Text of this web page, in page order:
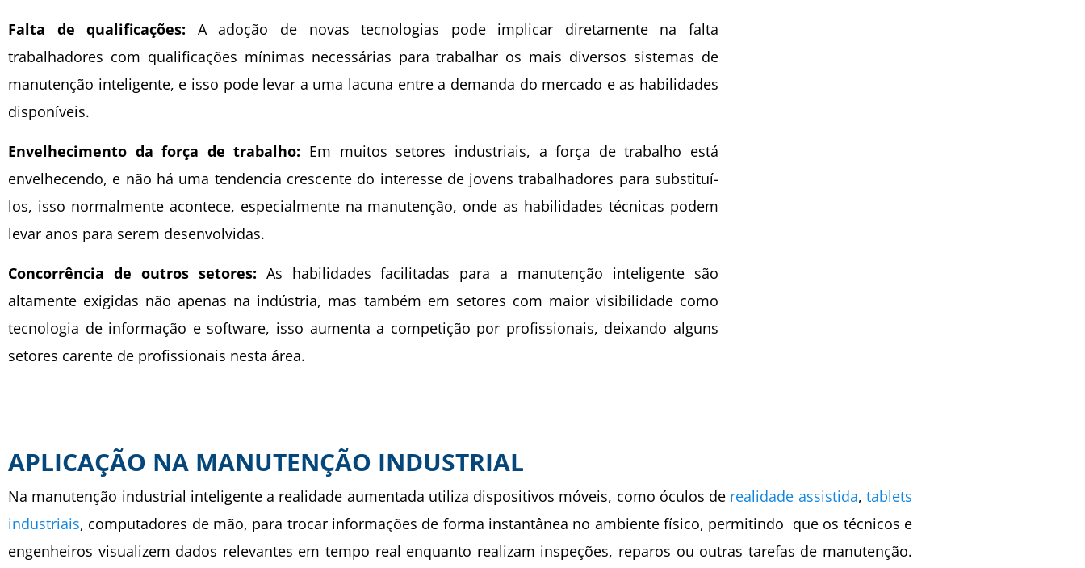
Falta de qualificações: A adoção de novas tecnologias pode implicar diretamente na falta
trabalhadores com qualificações mínimas necessárias para trabalhar os mais diversos sistemas de
manutenção inteligente, e isso pode levar a uma lacuna entre a demanda do mercado e as habilidades
disponíveis.
Envelhecimento da força de trabalho: Em muitos setores industriais, a força de trabalho está
envelhecendo, e não há uma tendencia crescente do interesse de jovens trabalhadores para substituí-
los, isso normalmente acontece, especialmente na manutenção, onde as habilidades técnicas podem
levar anos para serem desenvolvidas.
Concorrência de outros setores: As habilidades facilitadas para a manutenção inteligente são
altamente exigidas não apenas na indústria, mas também em setores com maior visibilidade como
tecnologia de informação e software, isso aumenta a competição por profissionais, deixando alguns
setores carente de profissionais nesta área.
APLICAÇÃO NA MANUTENÇÃO INDUSTRIAL
Na manutenção industrial inteligente a realidade aumentada utiliza dispositivos móveis, como óculos de realidade assistida,tablets
industriais, computadores de mão, para trocar informações de forma instantânea no ambiente físico, permitindo que os técnicos e
engenheiros visualizem dados relevantes em tempo real enquanto realizam inspeções, reparos ou outras tarefas de manutenção.